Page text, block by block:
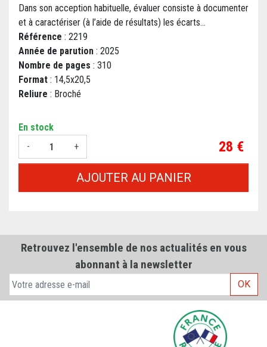
Dans son acception habituelle, évaluer consiste à documenter
et à caractériser (à l’aide de résultats) les écarts...
Référence : 2219
Année de parution : 2025
Nombre de pages : 310
Format : 14,5x20,5
Reliure : Broché
En stock
-
+ Prix
28 €
AJOUTER AU PANIER
Retrouvez l'ensemble de nos actualités en vous
abonnant à la newsletter
OK